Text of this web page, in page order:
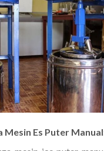
Mesin Es Puter